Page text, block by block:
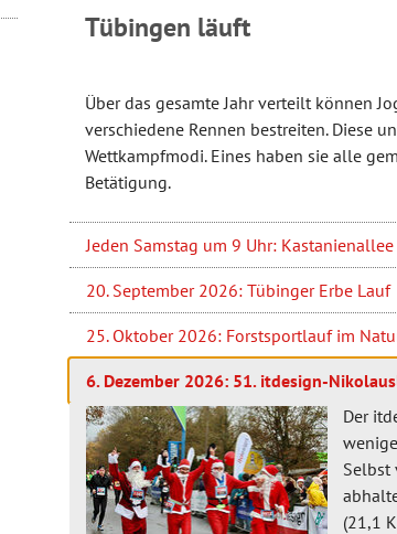
Tübingen läuft
Über das gesamte Jahr verteilt können
verschiedene Rennen bestreiten. Diese
Wettkampfmodi. Eines haben sie alle
Betätigung.
Jeden Samstag um 9 Uhr:
20. September 2026: Tübinger Erbe Lauf
25. Oktober 2026: Forstsportlauf im
6. Dezember 2026: 51. itdesign-
Der
Selbst
(21,1